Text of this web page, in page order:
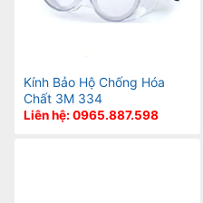
Kính Bảo Hộ Chống Hóa
Chất 3M 334
Liên hệ: 0965.887.598